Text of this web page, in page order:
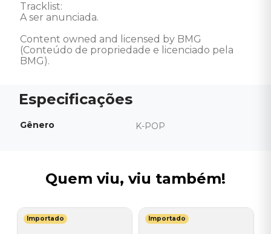
Tracklist:
A ser anunciada.
Content owned and licensed by BMG
(Conteúdo de propriedade e licenciado pela
BMG).
Gênero K-POP
Quem viu, viu também!
Importado Importado